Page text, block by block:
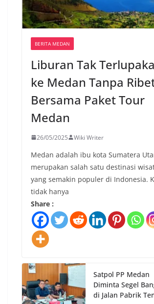
BERITA MEDAN
Liburan Tak
ke Medan Tanpa
Bersama Paket Tour
Medan
26/05/2025 Wiki Writer
Medan adalah ibu kota Sumatera
merupakan salah satu destinasi
yang semakin populer di Indonesia.
tidak hanya
Share :
Satpol PP Medan
Diminta Segel
di Jalan Pabrik